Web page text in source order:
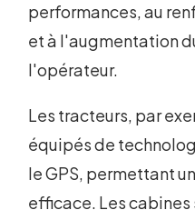
performances, au
et à l'augmentation
l'opérateur.
Les tracteurs, par
équipés de
le GPS, permettant
efficace. Les